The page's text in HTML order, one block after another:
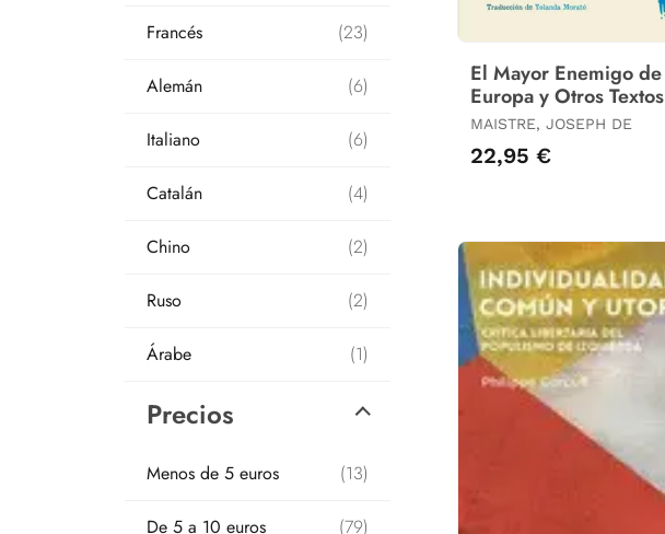
Francés (23)
Alemán (6)
Italiano (6)
Catalán (4)
Chino (2)
Ruso (2)
Árabe (1)
Precios
Menos de 5 euros (13)
De 5 a 10 euros (79)
El Mayor Enemigo de
Europa y Otros Textos
Escogidos
MAISTRE, JOSEPH DE
22,95 €